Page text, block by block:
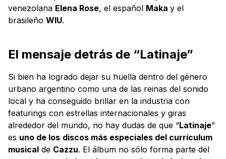
venezolana Elena Rose, el español Maka y el
brasileño WIU.
El mensaje detrás de “Latinaje”
Si bien ha logrado dejar su huella dentro del género
urbano argentino como una de las reinas del sonido
local y ha conseguido brillar en la industria con
featurings con estrellas internacionales y giras
alrededor del mundo, no hay dudas de que “Latinaje”
es uno de los discos más especiales del currículum
musical de Cazzu. El álbum no sólo forma parte del